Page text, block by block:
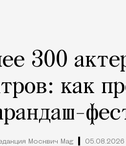
300
как
Москвич Mag 05.08.2026